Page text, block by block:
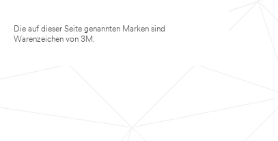
Die auf dieser Seite genannten Marken sind
Warenzeichen von 3M.